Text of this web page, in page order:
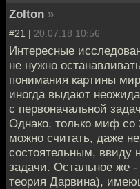
Zolton »
#21 | 20.07.18 10:56
Интересные
не нужно
понимания картины
иногда выдают
с первоначальной
Однако, только миф со
можно считать, даже
состоятельным, ввиду
задачи. Остальное же -
теория Дарвина),